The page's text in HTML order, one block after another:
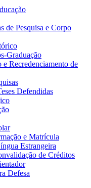
de Pesquisa e Corpo
Graduação
e Recredenciamento de
Defendidas
e Matrícula
Estrangeira
de Créditos
Defesa